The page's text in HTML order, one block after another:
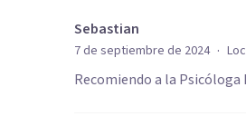
Sebastian
7 de septiembre de 2024 ·
Recomiendo a la